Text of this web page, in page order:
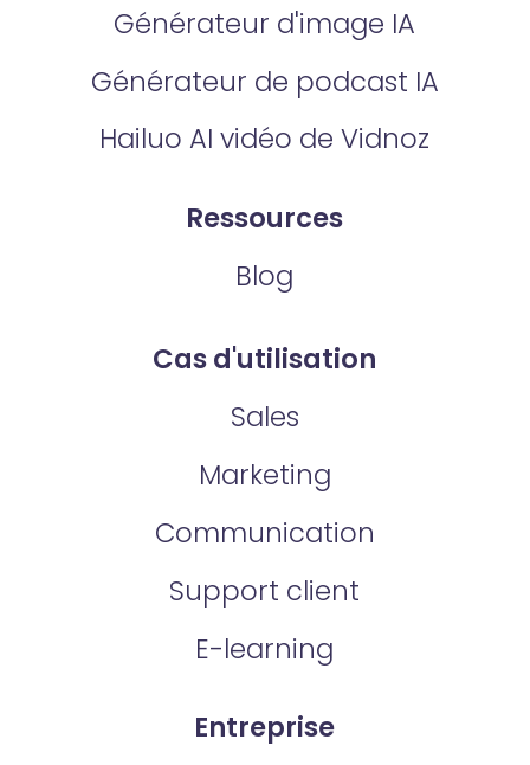
Générateur d'image IA
Générateur de podcast IA
Hailuo AI vidéo de Vidnoz
Ressources
Blog
Cas d'utilisation
Sales
Marketing
Communication
Support client
E-learning
Entreprise